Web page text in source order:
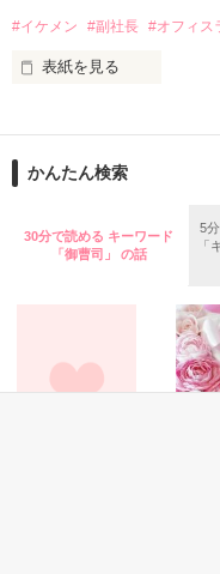
私たち、離婚しましょう
ゆうだいざあばさま
せいともさま
葉山心愛さま
☆レビューありがとうご
とってもとってもうれし
励みにがんばりますね～
（酔いつぶれて記憶にな
『母と娘』が裏テーマで
#イケメン #副社長 #オフィス
表紙を見る
tomoさん、はなさんさ
かんたん検索
30分で読める キーワード
「御曹司」 の話
5
「